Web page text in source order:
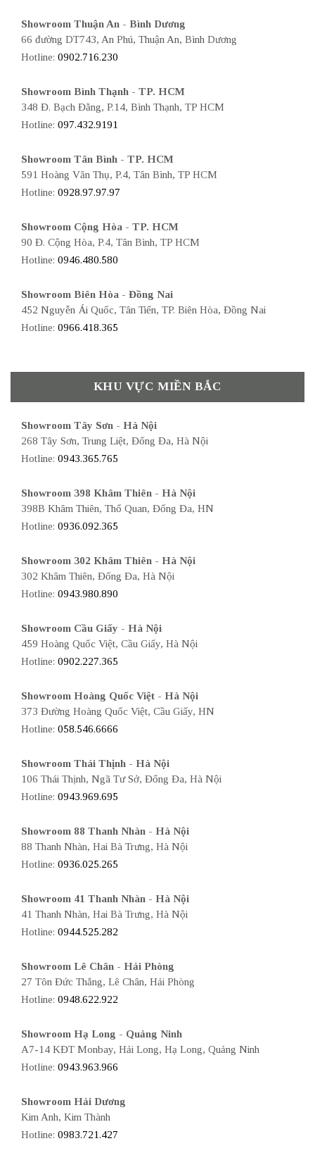
Showroom Thuận An - Bình Dương
66 đường DT743, An Phú, Thuận An, Bình Dương
Hotline: 0902.716.230
Showroom Bình Thạnh - TP. HCM
348 Đ. Bạch Đằng, P.14, Bình Thạnh, TP HCM
Hotline: 097.432.9191
Showroom Tân Bình - TP. HCM
591 Hoàng Văn Thụ, P.4, Tân Bình, TP HCM
Hotline: 0928.97.97.97
Showroom Cộng Hòa - TP. HCM
90 Đ. Cộng Hòa, P.4, Tân Bình, TP HCM
Hotline: 0946.480.580
Showroom Biên Hòa - Đồng Nai
452 Nguyễn Ái Quốc, Tân Tiến, TP. Biên Hòa, Đồng Nai
Hotline: 0966.418.365
KHU VỰC MIỀN BẮC
Showroom Tây Sơn - Hà Nội
268 Tây Sơn, Trung Liệt, Đống Đa, Hà Nội
Hotline: 0943.365.765
Showroom 398 Khâm Thiên - Hà Nội
398B Khâm Thiên, Thổ Quan, Đống Đa, HN
Hotline: 0936.092.365
Showroom 302 Khâm Thiên - Hà Nội
302 Khâm Thiên, Đống Đa, Hà Nội
Hotline: 0943.980.890
Showroom Cầu Giấy - Hà Nội
459 Hoàng Quốc Việt, Cầu Giấy, Hà Nội
Hotline: 0902.227.365
Showroom Hoàng Quốc Việt - Hà Nội
373 Đường Hoàng Quốc Việt, Cầu Giấy, HN
Hotline: 058.546.6666
Showroom Thái Thịnh - Hà Nội
106 Thái Thịnh, Ngã Tư Sở, Đống Đa, Hà Nội
Hotline: 0943.969.695
Showroom 88 Thanh Nhàn - Hà Nội
88 Thanh Nhàn, Hai Bà Trưng, Hà Nội
Hotline: 0936.025.265
Showroom 41 Thanh Nhàn - Hà Nội
41 Thanh Nhàn, Hai Bà Trưng, Hà Nội
Hotline: 0944.525.282
Showroom Lê Chân - Hải Phòng
27 Tôn Đức Thắng, Lê Chân, Hải Phòng
Hotline: 0948.622.922
Showroom Hạ Long - Quảng Ninh
A7-14 KĐT Monbay, Hải Long, Hạ Long, Quảng Ninh
Hotline: 0943.963.966
Showroom Hải Dương
Kim Anh, Kim Thành
Hotline: 0983.721.427